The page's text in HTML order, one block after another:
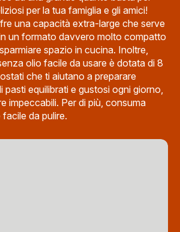
per la tua famiglia e gli amici!
una capacità extra-large che serve
un formato davvero molto compatto
spazio in cucina. Inoltre,
olio facile da usare è dotata di 8
che ti aiutano a preparare
pasti equilibrati e gustosi ogni giorno,
impeccabili. Per di più, consuma
da pulire.